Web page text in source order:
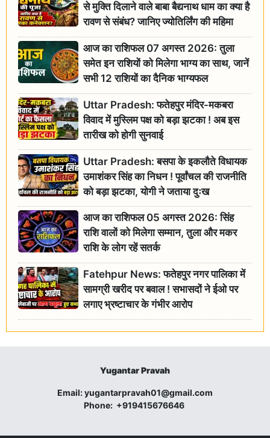
से मुक्ति दिलाने वाले बाबा बैद्यनाथ धाम का क्या है
रावण से संबंध? जानिए ज्योतिर्लिंग की महिमा
आज का राशिफल 07 अगस्त 2026: तुला
समेत इन राशियों को मिलेगा भाग्य का साथ, जानें
सभी 12 राशियों का दैनिक भाग्यफल
Uttar Pradesh: फतेहपुर मंदिर-मकबरा
विवाद में मुस्लिम पक्ष को बड़ा झटका ! अब इस
तारीख को होगी सुनवाई
Uttar Pradesh: बसपा के इकलौते विधायक
उमाशंकर सिंह का निधन ! पूर्वांचल की राजनीति
को बड़ा झटका, योगी ने जताया दुःख
आज का राशिफल 05 अगस्त 2026: सिंह
राशि वालों को मिलेगा सम्मान, तुला और मकर
राशि के लोग रहें सतर्क
Fatehpur News: फतेहपुर नगर पालिका में
सामग्री खरीद पर बवाल ! सभासदों ने ईओ पर
लगाए भ्रष्टाचार के गंभीर आरोप
Yugantar Pravah
Email:yugantarpravah01@gmail.com
Phone: +919415676646